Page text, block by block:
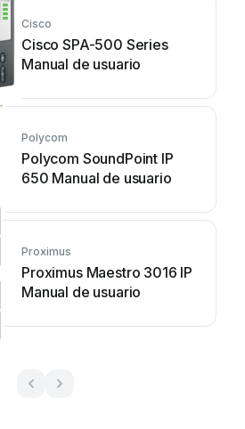
Cisco
Cisco SPA-500 Series
Manual de usuario
Polycom
Polycom SoundPoint IP
650 Manual de usuario
Proximus
Proximus Maestro 3016 IP
Manual de usuario